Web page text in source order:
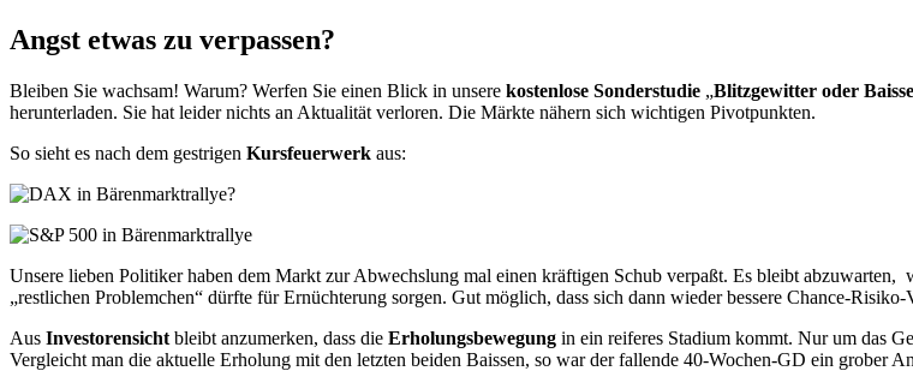
Angst etwas zu verpassen?
Bleiben Sie wachsam! Warum? Werfen Sie einen Blick in unsere kostenlose Sonderstudie „Blitzgewitter oder Baisse
herunterladen. Sie hat leider nichts an Aktualität verloren. Die Märkte nähern sich wichtigen Pivotpunkten.
So sieht es nach dem gestrigen Kursfeuerwerk aus:
Unsere lieben Politiker haben dem Markt zur Abwechslung mal einen kräftigen Schub verpaßt. Es bleibt
„restlichen Problemchen“ dürfte für Ernüchterung sorgen. Gut möglich, dass sich dann wieder bessere Chance-Risiko-
Aus Investorensicht bleibt anzumerken, dass die Erholungsbewegung in ein reiferes Stadium kommt. Nur um das
Vergleicht man die aktuelle Erholung mit den letzten beiden Baissen, so war der fallende 40-Wochen-GD ein grober